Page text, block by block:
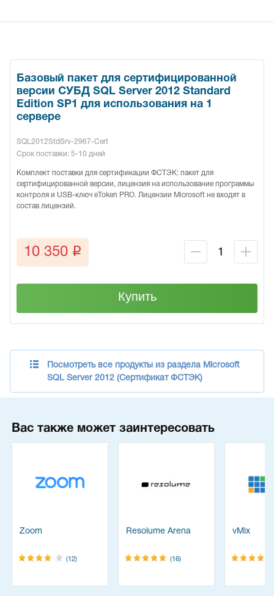
Базовый пакет для сертифицированной
версии СУБД SQL Server 2012 Standard
Edition SP1 для использования на 1
сервере
SQL2012StdSrv-2967-Cert
Срок поставки: 5-10 дней
Комплект поставки для сертификации ФСТЭК: пакет для
сертифицированной версии, лицензия на использование программы
контроля и USB-ключ eToken PRO. Лицензии Microsoft не входят в
состав лицензий.
10 350 q
Купить
Посмотреть все продукты из раздела Microsoft
SQL Server 2012 (Сертификат ФСТЭК)
Вас также может заинтересовать
Zoom
(12)
Resolume Arena
(16)
vMix